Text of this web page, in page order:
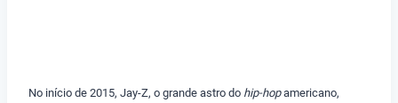
No início de 2015, Jay-Z, o grande astro do hip-hopamericano,